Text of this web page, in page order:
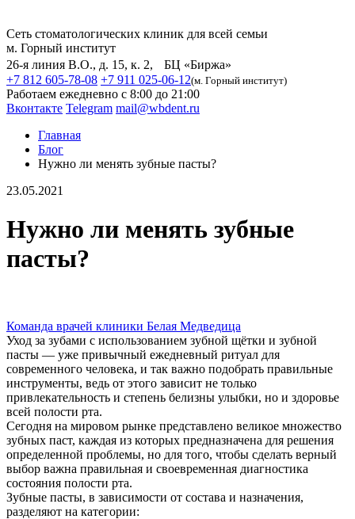
Сеть стоматологических клиник для всей семьи
м. Горный институт
26-я линия В.О., д. 15, к. 2, БЦ «Биржа»
+7 812 605-78-08 +7 911 025-06-12(м. Горный институт)
Работаем ежедневно с 8:00 до 21:00
Вконтакте Telegram mail@wbdent.ru
Главная
Блог
Нужно ли менять зубные пасты?
23.05.2021
Нужно ли менять зубные
пасты?
Команда врачей клиники Белая Медведица
Уход за зубами с использованием зубной щётки и зубной
пасты — уже привычный ежедневный ритуал для
современного человека, и так важно подобрать правильные
инструменты, ведь от этого зависит не только
привлекательность и степень белизны улыбки, но и здоровье
всей полости рта.
Сегодня на мировом рынке представлено великое множество
зубных паст, каждая из которых предназначена для решения
определенной проблемы, но для того, чтобы сделать верный
выбор важна правильная и своевременная диагностика
состояния полости рта.
Зубные пасты, в зависимости от состава и назначения,
разделяют на категории: